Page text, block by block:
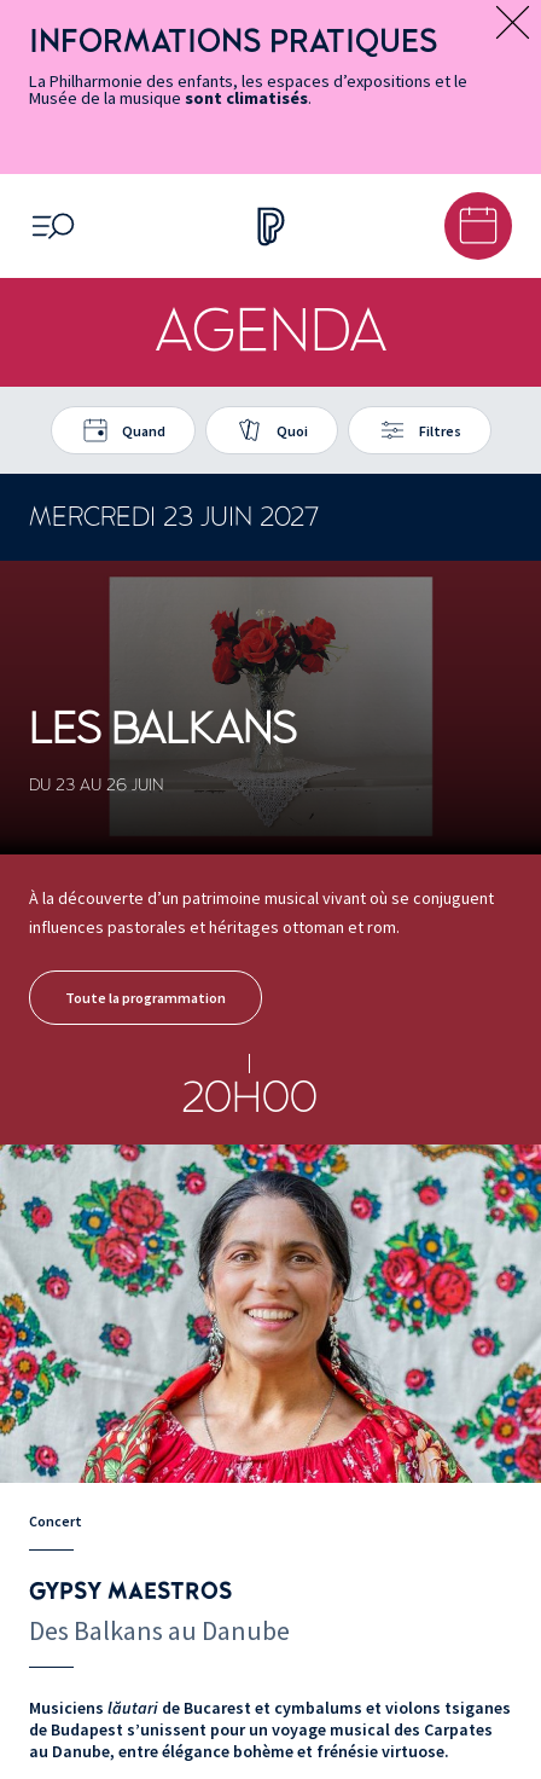
page
Accessibilité
accès
rapides
principal
contenu
principal
page
Message d’information
INFORMATIONS PRATIQUES
La Philharmonie des enfants, les espaces d’expositions et le
Musée de la musique sont climatisés.
OUVRIR LE MENU
AGENDA
MERCREDI 23 JUIN 2027
Quand Quoi Filtres
À la découverte d’un patrimoine musical vivant où se conjuguent
influences pastorales et héritages ottoman et rom.
Toute la programmation
LES BALKANS
DU 23 AU 26 JUIN
20H00
Concert
GYPSY MAESTROS
Des Balkans au Danube
Musiciens lăutari de Bucarest et cymbalums et violons tsiganes
de Budapest s’unissent pour un voyage musical des Carpates
au Danube, entre élégance bohème et frénésie virtuose.